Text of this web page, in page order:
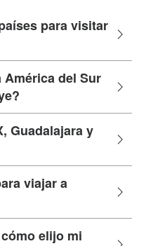
para visitar
América del Sur
Guadalajara y
viajar a
elijo mi